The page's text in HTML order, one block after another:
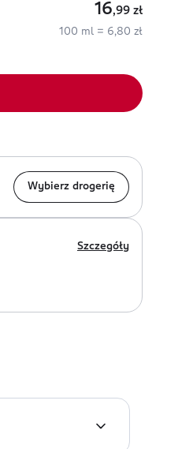
16,99 zł
100 ml = 6,80 zł
Wybierz drogerię
Szczegóły